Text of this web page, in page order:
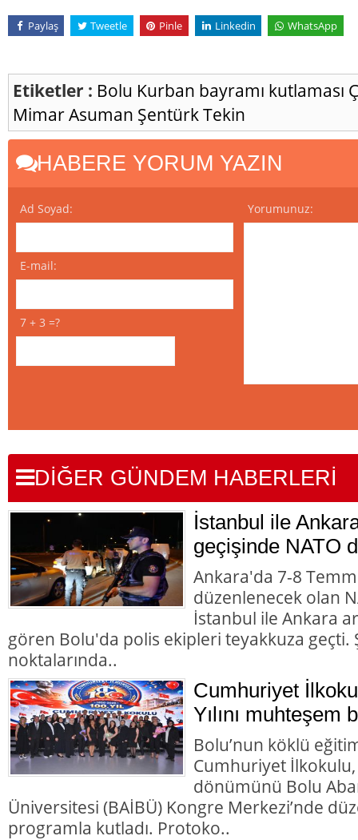
Paylaş Tweetle Pinle Linkedin WhatsApp
Etiketler : Bolu Kurban bayramı kutlaması
Mimar Asuman Şentürk Tekin
HABERE YORUM YAZIN
Ad Soyad:
E-mail:
7 + 3 =?
Yorumunuz:
DİĞER GÜNDEM HABERLERİ
İstanbul ile
geçişinde NATO
Ankara'da 7-8
düzenlenecek olan
İstanbul ile Ankara
gören Bolu'da polis ekipleri teyakkuza geçti.
noktalarında..
Cumhuriyet
Yılını muhteşem
Bolu’nun köklü
Cumhuriyet
dönümünü Bolu
Üniversitesi (BAİBÜ) Kongre Merkezi’nde
programla kutladı. Protoko..